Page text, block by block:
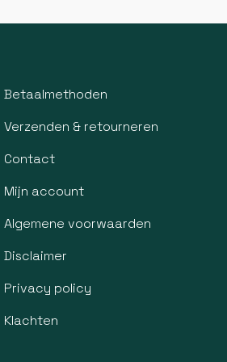
Betaalmethoden
Verzenden & retourneren
Contact
Mijn account
Algemene voorwaarden
Disclaimer
Privacy policy
Klachten